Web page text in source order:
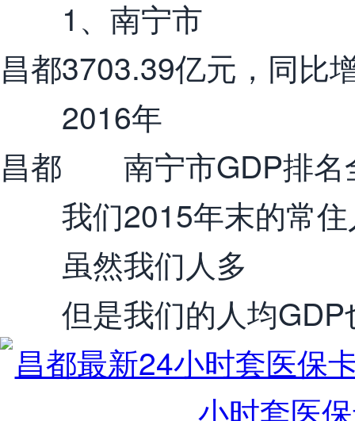
1、南宁市
昌都3703.39亿元，同比
2016年
昌都 南宁市GDP排名
我们2015年末的常住
虽然我们人多
但是我们的人均GDP